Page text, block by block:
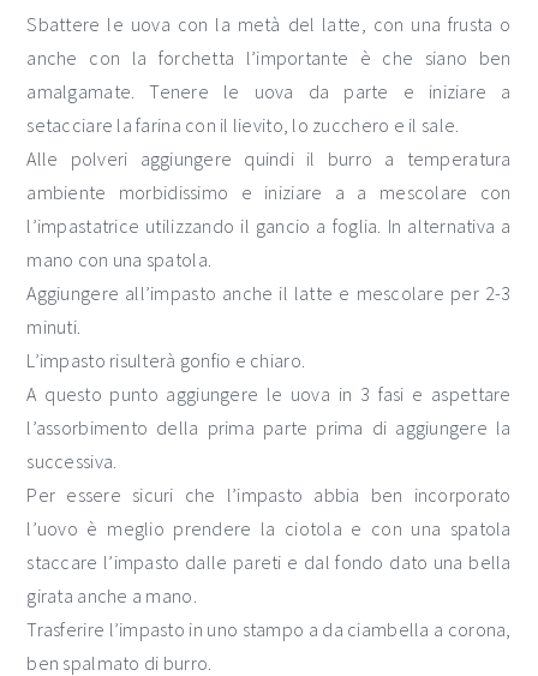
Sbattere le uova con la metà del latte, con una frusta o
anche con la forchetta l’importante è che siano ben
amalgamate. Tenere le uova da parte e iniziare a
setacciare la farina con il lievito, lo zucchero e il sale.
Alle polveri aggiungere quindi il burro a temperatura
ambiente morbidissimo e iniziare a a mescolare con
l’impastatrice utilizzando il gancio a foglia. In alternativa a
mano con una spatola.
Aggiungere all’impasto anche il latte e mescolare per 2-3
minuti.
L’impasto risulterà gonfio e chiaro.
A questo punto aggiungere le uova in 3 fasi e aspettare
l’assorbimento della prima parte prima di aggiungere la
successiva.
Per essere sicuri che l’impasto abbia ben incorporato
l’uovo è meglio prendere la ciotola e con una spatola
staccare l’impasto dalle pareti e dal fondo dato una bella
girata anche a mano.
Trasferire l’impasto in uno stampo a da ciambella a corona,
ben spalmato di burro.